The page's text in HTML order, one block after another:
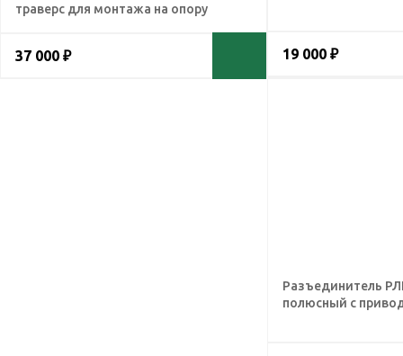
траверс для монтажа на опору
37 000 ₽ 19 000 ₽
Разъединитель
полюсный с